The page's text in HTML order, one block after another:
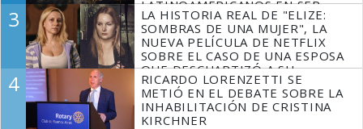
LATINOAMERICANOS EN SER
DERROTADOS
3
LA HISTORIA REAL DE "ELIZE:
SOMBRAS DE UNA MUJER", LA
NUEVA PELÍCULA DE NETFLIX
SOBRE EL CASO DE UNA ESPOSA
QUE DESCUARTIZÓ A SU
MARIDO
4
RICARDO LORENZETTI SE
METIÓ EN EL DEBATE SOBRE LA
INHABILITACIÓN DE CRISTINA
KIRCHNER